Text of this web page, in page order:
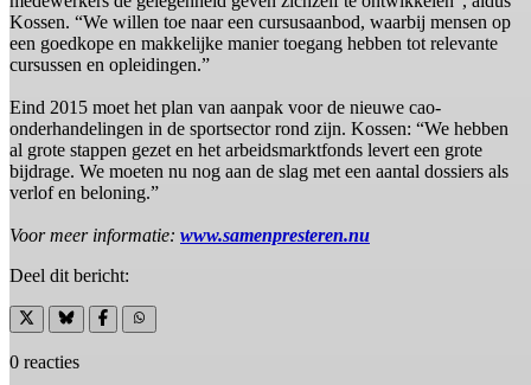
Kossen. “We willen toe naar een cursusaanbod, waarbij mensen op
een goedkope en makkelijke manier toegang hebben tot relevante
cursussen en opleidingen.”
Eind 2015 moet het plan van aanpak voor de nieuwe cao-
onderhandelingen in de sportsector rond zijn. Kossen: “We hebben
al grote stappen gezet en het arbeidsmarktfonds levert een grote
bijdrage. We moeten nu nog aan de slag met een aantal dossiers als
verlof en beloning.”
Voor meer informatie: www.samenpresteren.nu
Deel dit bericht:
0 reacties